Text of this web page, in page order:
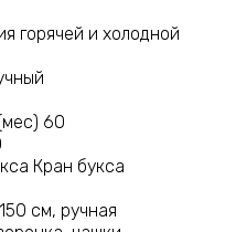
горячей и холодной
60
Кран букса
см, ручная